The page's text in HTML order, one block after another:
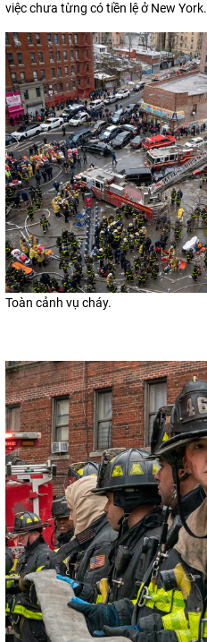
việc chưa từng có tiền lệ ở New York.
Toàn cảnh vụ cháy.